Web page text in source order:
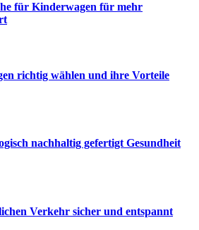
für Kinderwagen für mehr
richtig wählen und ihre Vorteile
nachhaltig gefertigt Gesundheit
Verkehr sicher und entspannt